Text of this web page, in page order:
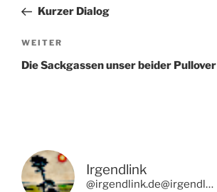
Beitrag
Kurzer Dialog
Nächster
Beitrag
WEITER
Die Sackgassen unser beider Pullover
Irgendlink
@irgendlink.de@irgendlink.de